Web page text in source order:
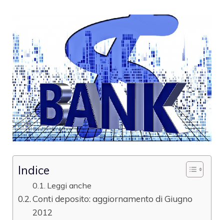
Indice
Leggi anche
Conti deposito: aggiornamento di Giugno
2012